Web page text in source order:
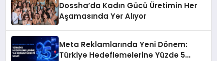
Dossha’da Kadın Gücü Üretimin Her
Aşamasında Yer Alıyor
Meta Reklamlarında Yeni Dönem:
Türkiye Hedeflemelerine Yüzde 5